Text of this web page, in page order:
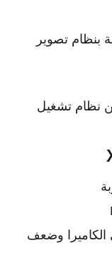
بنظام تصوير
نظام تشغيل
وضعف